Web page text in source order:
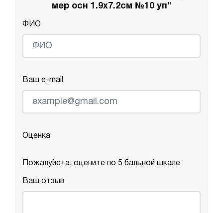
мер осн 1.9x7.2см №10 уп"
ФИО
Ваш e-mail
Оценка
Пожалуйста, оцените по 5 бальной шкале
Ваш отзыв